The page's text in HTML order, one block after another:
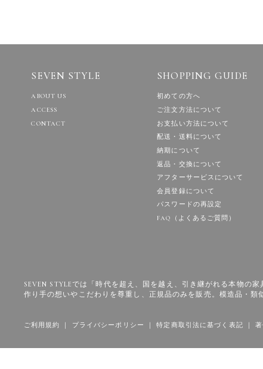
SEVEN STYLE
ABOUT US
ACCESS
CONTACT
SHOPPING GUIDE
初めての方へ
ご注文方法について
お支払い方法について
配送・送料について
納期について
返品・交換について
アフターサービスについて
会員登録について
パスワードの再設定
FAQ（よくあるご質問）
SEVEN STYLEでは「時代を超え、国を越え、引き継がれる本物の
作り手の想いやこだわりを尊重し、正規品のみを販売。模造品・類
ご利用規約 ｜ プライバシーポリシー ｜特定商取引法に基づく表記 ｜